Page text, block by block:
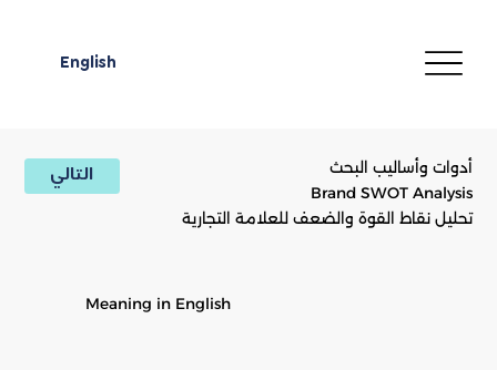
English
التالي
Brand SWOT Analysis
تحليل نقاط القوة والضعف للعلامة التجارية
أدوات وأساليب البحث
Meaning in English